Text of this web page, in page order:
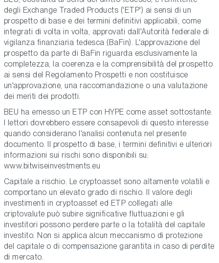
degli Exchange Traded Products ('ETP') ai sensi di un
prospetto di base e dei termini definitivi applicabili, come
integrati di volta in volta, approvati dall'Autorità federale di
vigilanza finanziaria tedesca (BaFin). L'approvazione del
prospetto da parte di BaFin riguarda esclusivamente la
completezza, la coerenza e la comprensibilità del prospetto
ai sensi del Regolamento Prospetti e non costituisce
un'approvazione, una raccomandazione o una valutazione
dei meriti dei prodotti.
BEU ha emesso un ETP con HYPE come asset sottostante.
I lettori dovrebbero essere consapevoli di questo interesse
quando considerano l'analisi contenuta nel presente
documento. Il prospetto di base, i termini definitivi e ulteriori
informazioni sui rischi sono disponibili su:
www.bitwiseinvestments.eu
Capitale a rischio. Le cryptoasset sono altamente volatili e
comportano un elevato grado di rischio. Il valore degli
investimenti in cryptoasset ed ETP collegati alle
criptovalute può subire significative fluttuazioni e gli
investitori possono perdere parte o la totalità del capitale
investito. Non si applica alcun meccanismo di protezione
del capitale o di compensazione garantita in caso di perdite
di mercato.